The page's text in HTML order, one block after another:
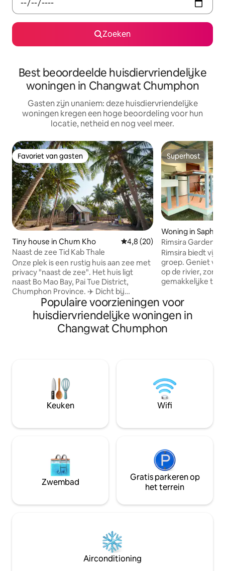
Zoeken
Best beoordeelde huisdiervriendelijke
woningen in Changwat Chumphon
Gasten zijn unaniem: deze huisdiervriendelijke
woningen kregen een hoge beoordeling voor hun
locatie, netheid en nog veel meer.
Favoriet van gasten
Favoriet van gasten
Tiny house in Chum Kho Gemiddelde beoordeling van
4,8 (20)
Naast de zee Tid Kab Thale
Onze plek is een rustig huis aan zee met
privacy "naast de zee". Het huis ligt
naast Bo Mao Bay, Pai Tue District,
Chumphon Province. ✈️ Dicht bij
Chumphon Airport 🚆 In de buurt van
het treinstation van Patu 🏫 10 minuten
naar Lat Krabang Chumphon 🏝️ 30
minuten naar Thung Wua Sail Beach 🍤
wat kampeeruitrusting beschikbaar. Het
is🐶🐱 mogelijk om huisdieren mee te
nemen. 🚗 Parkeren kan op het terrein
van de woning. ️ Er is wifi, warm water,
wasmachine en tv. - Kajaks beschikbaar.
Boottarief 1 dag 200 THB/3 dagen 450
THB/7 dagen 1000 THB
Superhost
Superhost
Woning in Saphli
Rimsira Garden
Rimsira biedt vijf
groep. Geniet
op de rivier,
gemakkelijke
Beach (3
gelegen in de
7-Eleven, CJ Plus
uitgerust met
beschikbaar. Een
verblijf dat net
elk moment
Populaire voorzieningen voor
huisdiervriendelijke woningen in
Changwat Chumphon
Keuken Wifi
Zwembad
Gratis parkeren op
het terrein
Airconditioning